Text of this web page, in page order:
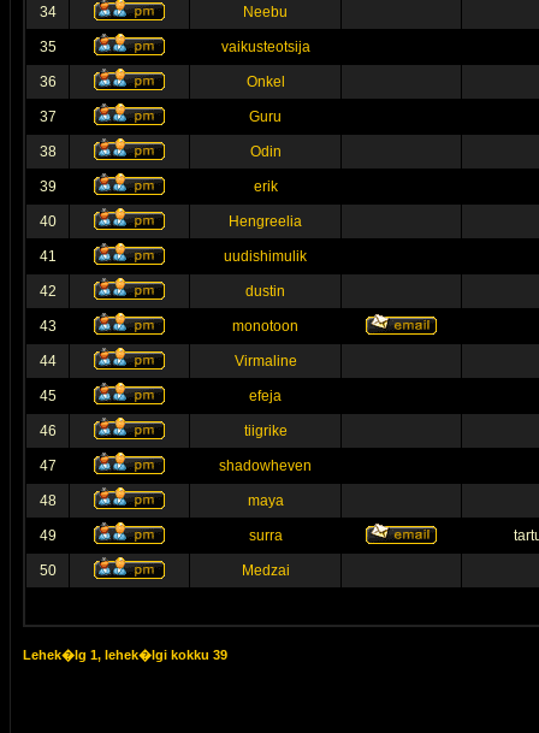
34 Neebu
35 vaikusteotsija
36 Onkel
37 Guru
38 Odin
39 erik
40 Hengreelia
41 uudishimulik
42 dustin
43 monotoon
44 Virmaline
45 efeja
46 tiigrike
47 shadowheven
48 maya
49 surra
50 Medzai
Lehek�lg 1, lehek�lgi kokku 39